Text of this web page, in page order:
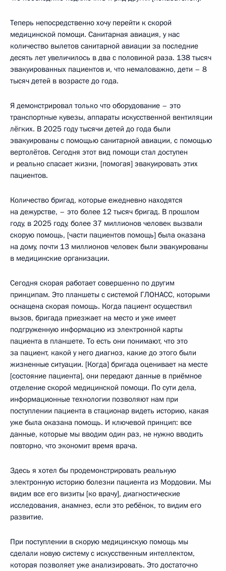
Теперь непосредственно хочу перейти к скорой
медицинской помощи. Санитарная авиация, у нас
количество вылетов санитарной авиации за последние
десять лет увеличилось в два с половиной раза. 138 тысяч
эвакуированных пациентов и, что немаловажно, дети – 8
тысяч детей в возрасте до года.
Я демонстрировал только что оборудование – это
транспортные кувезы, аппараты искусственной вентиляции
лёгких. В 2025 году тысячи детей до года были
эвакуированы с помощью санитарной авиации, с помощью
вертолётов. Сегодня этот вид помощи стал доступен
и реально спасает жизни, [помогая] эвакуировать этих
пациентов.
Количество бригад, которые ежедневно находятся
на дежурстве, – это более 12 тысяч бригад. В прошлом
году, в 2025 году, более 37 миллионов человек вызвали
скорую помощь, [части пациентов помощь] была оказана
на дому, почти 13 миллионов человек были эвакуированы
в медицинские организации.
Сегодня скорая работает совершенно по другим
принципам. Это планшеты с системой ГЛОНАСС, которыми
оснащена скорая помощь. Когда пациент осуществил
вызов, бригада приезжает на место и уже имеет
подгруженную информацию из электронной карты
пациента в планшете. То есть они понимают, что это
за пациент, какой у него диагноз, какие до этого были
жизненные ситуации. [Когда] бригада оценивает на месте
[состояние пациента], они передают данные в приёмное
отделение скорой медицинской помощи. По сути дела,
информационные технологии позволяют нам при
поступлении пациента в стационар видеть историю, какая
уже была оказана помощь. И ключевой принцип: все
данные, которые мы вводим один раз, не нужно вводить
повторно, что экономит время врача.
Здесь я хотел бы продемонстрировать реальную
электронную историю болезни пациента из Мордовии. Мы
видим все его визиты [ко врачу], диагностические
исследования, анамнез, если это ребёнок, то видим его
развитие.
При поступлении в скорую медицинскую помощь мы
сделали новую систему с искусственным интеллектом,
которая позволяет уже анализировать. Это достаточно